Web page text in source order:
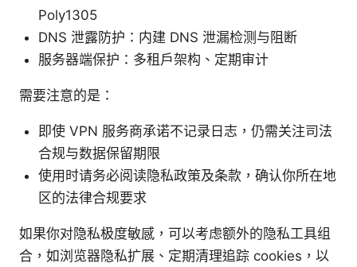
Poly1305
DNS 泄露防护：内建 DNS 泄漏检测与阻断
服务器端保护：多租户架构、定期审计
需要注意的是：
即使 VPN 服务商承诺不记录日志，仍需关注司法
合规与数据保留期限
使用时请务必阅读隐私政策及条款，确认你所在地
区的法律合规要求
如果你对隐私极度敏感，可以考虑额外的隐私工具组
合，如浏览器隐私扩展、定期清理追踪 cookies，以